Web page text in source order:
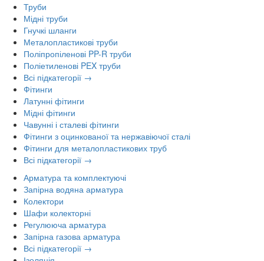
Труби
Мідні труби
Гнучкі шланги
Металопластикові труби
Поліпропіленові PP-R труби
Поліетиленові PEX труби
Всі підкатегорії →
Фітинги
Латунні фітинги
Мідні фітинги
Чавунні і сталеві фітинги
Фітинги з оцинкованої та нержавіючої сталі
Фітинги для металопластикових труб
Всі підкатегорії →
Арматура та комплектуючі
Запірна водяна арматура
Колектори
Шафи колекторні
Регулююча арматура
Запірна газова арматура
Всі підкатегорії →